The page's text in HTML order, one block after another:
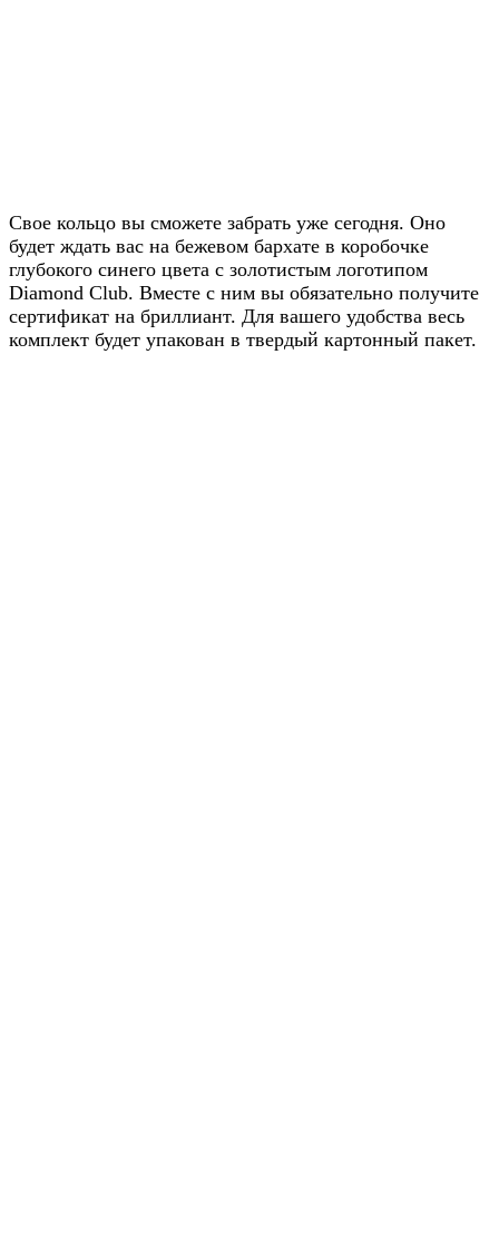
20% от цены на
сайте
Узнавайте условия у наших
менеджеров в WhatsApp
Свое кольцо вы сможете забрать уже сегодня. Оно
будет ждать вас на бежевом бархате в коробочке
глубокого синего цвета с золотистым логотипом
Diamond Club. Вместе с ним вы обязательно получите
сертификат на бриллиант. Для вашего удобства весь
комплект будет упакован в твердый картонный пакет.